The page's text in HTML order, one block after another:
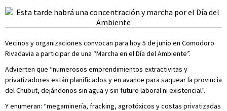
Vecinos y organizaciones convocan para hoy 5 de junio en Comodoro
Rivadavia a participar de una “Marcha en el Día del Ambiente”.
Advierten que “numerosos emprendimientos extractivitas y
privatizadores están planificados y en avance para saquear la provincia
del Chubut, dejándonos sin agua y sin futuro laboral ni existencial”.
Y enumeran: “megaminería, fracking, agrotóxicos y costas privatizadas